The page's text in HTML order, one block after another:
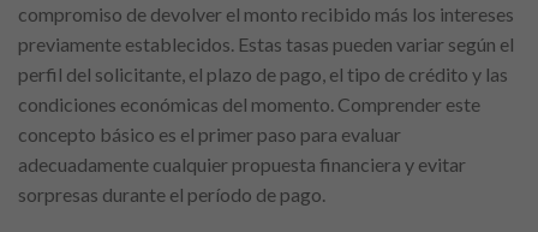
compromiso de devolver el monto recibido más los intereses
previamente establecidos. Estas tasas pueden variar según el
perfil del solicitante, el plazo de pago, el tipo de crédito y las
condiciones económicas del momento. Comprender este
concepto básico es el primer paso para evaluar
adecuadamente cualquier propuesta financiera y evitar
sorpresas durante el período de pago.